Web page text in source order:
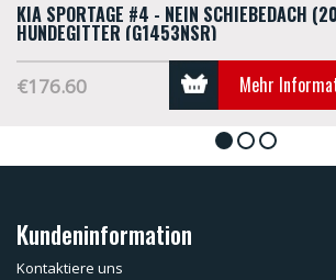
KIA SPORTAGE #4 - NEIN SCHIEBEDACH
HUNDEGITTER (G1453NSR)
€176.60 Mehr
1 2 3
Kundeninformation
Kontaktiere uns